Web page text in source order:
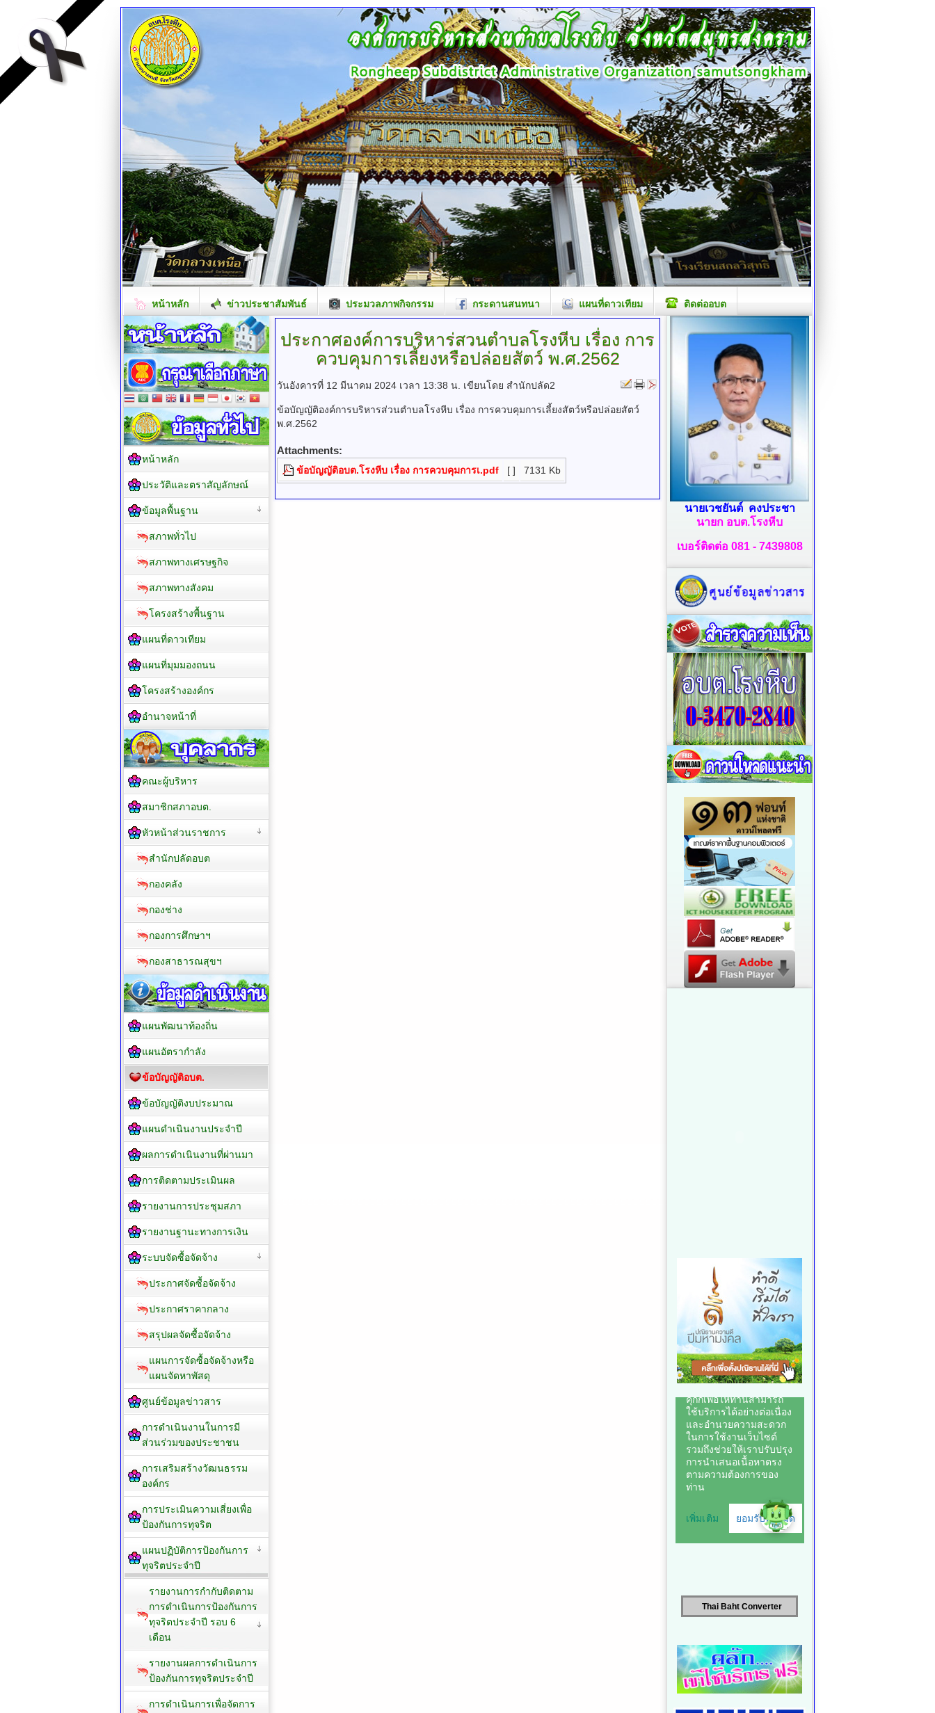
หน้าหลัก ข่าวประชาสัมพันธ์ ประมวลภาพกิจกรรม กระดานสนทนา แผนที่ดาวเทียม ติดต่ออบต
ประกาศองค์การบริหาร่สวนตำบลโรงหีบ เรื่อง การ
ควบคุมการเลี้ยงหรือปล่อยสัตว์ พ.ศ.2562
วันอังคารที่ 12 มีนาคม 2024 เวลา 13:38 น. เขียนโดย สำนักปลัด2
ข้อบัญญัติองค์การบริหารส่วนตำบลโรงหีบ เรื่อง การควบคุมการเลี้ยงสัตว์หรือปล่อยสัตว์
พ.ศ.2562
Attachments:
ข้อบัญญัติอบต.โรงหีบ เรื่อง การควบคุมการเ.pdf [ ] 7131 Kb
หน้าหลัก
ประวัติและตราสัญลักษณ์
ข้อมูลพื้นฐาน
สภาพทั่วไป
สภาพทางเศรษฐกิจ
สภาพทางสังคม
โครงสร้างพื้นฐาน
แผนที่ดาวเทียม
แผนที่มุมมองถนน
โครงสร้างองค์กร
อำนาจหน้าที่
คณะผู้บริหาร
สมาชิกสภาอบต.
หัวหน้าส่วนราชการ
สำนักปลัดอบต
กองคลัง
กองช่าง
กองการศึกษาฯ
กองสาธารณสุขฯ
แผนพัฒนาท้องถิ่น
แผนอัตรากำลัง
ข้อบัญญัติอบต.
ข้อบัญญัติงบประมาณ
แผนดำเนินงานประจำปี
ผลการดำเนินงานที่ผ่านมา
การติดตามประเมินผล
รายงานการประชุมสภา
รายงานฐานะทางการเงิน
ระบบจัดซื้อจัดจ้าง
ประกาศจัดซื้อจัดจ้าง
ประกาศราคากลาง
สรุปผลจัดซื้อจัดจ้าง
แผนการจัดซื้อจัดจ้างหรือ
แผนจัดหาพัสดุ
ศูนย์ข้อมูลข่าวสาร
การดำเนินงานในการมี
ส่วนร่วมของประชาชน
การเสริมสร้างวัฒนธรรม
องค์กร
การประเมินความเสี่ยงเพื่อ
ป้องกันการทุจริต
แผนปฏิบัติการป้องกันการ
ทุจริตประจำปี
รายงานการกำกับติดตาม
การดำเนินการป้องกันการ
ทุจริตประจำปี รอบ 6
เดือน
รายงานผลการดำเนินการ
ป้องกันการทุจริตประจำปี
การดำเนินการเพื่อจัดการ
นายเวชยันต์ คงประชา
นายก อบต.โรงหีบ
เบอร์ติดต่อ 081 - 7439808
Thai Baht Converter